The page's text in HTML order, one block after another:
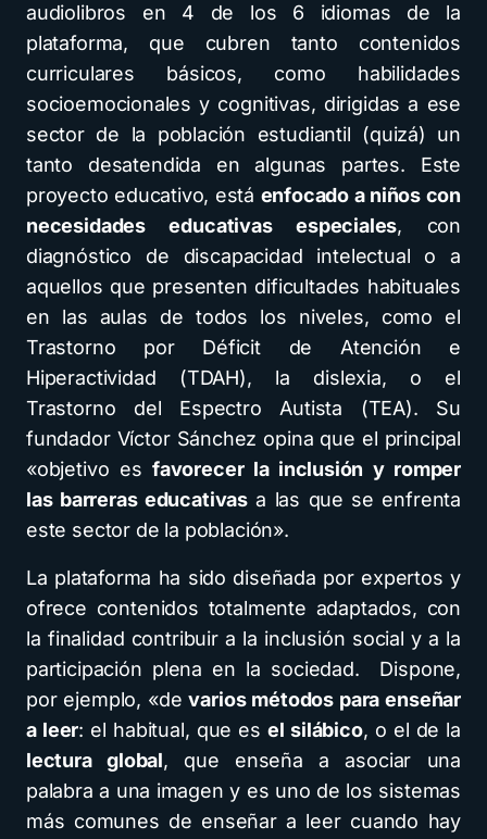
audiolibros en 4 de los 6 idiomas de la
plataforma, que cubren tanto contenidos
curriculares básicos, como habilidades
socioemocionales y cognitivas, dirigidas a ese
sector de la población estudiantil (quizá) un
tanto desatendida en algunas partes. Este
proyecto educativo, está enfocado a niños con
necesidades educativas especiales, con
diagnóstico de discapacidad intelectual o a
aquellos que presenten dificultades habituales
en las aulas de todos los niveles, como el
Trastorno por Déficit de Atención e
Hiperactividad (TDAH), la dislexia, o el
Trastorno del Espectro Autista (TEA). Su
fundador Víctor Sánchez opina que el principal
«objetivo es favorecer la inclusión y romper
las barreras educativas a las que se enfrenta
este sector de la población».
La plataforma ha sido diseñada por expertos y
ofrece contenidos totalmente adaptados, con
la finalidad contribuir a la inclusión social y a la
participación plena en la sociedad. Dispone,
por ejemplo, «devarios métodos para enseñar
a leer: el habitual, que esel silábico, o el de la
lectura global, que enseña a asociar una
palabra a una imagen y es uno de los sistemas
más comunes de enseñar a leer cuando hay